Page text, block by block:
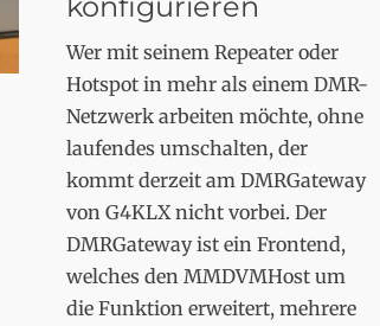
konfigurieren
Wer mit seinem Repeater oder
Hotspot in mehr als einem DMR-
Netzwerk arbeiten möchte, ohne
laufendes umschalten, der
kommt derzeit am DMRGateway
von G4KLX nicht vorbei. Der
DMRGateway ist ein Frontend,
welches den MMDVMHost um
die Funktion erweitert, mehrere